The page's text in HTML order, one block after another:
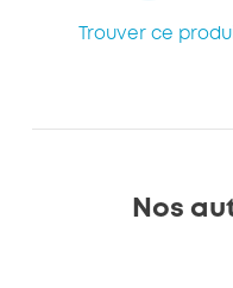
Trouver ce
Nos